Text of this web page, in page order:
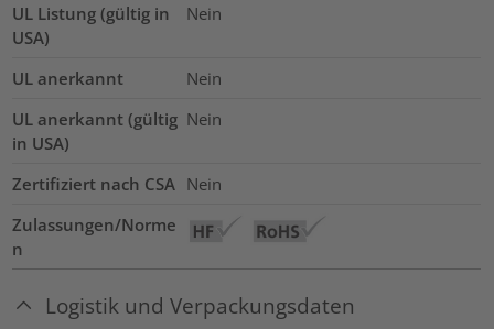
UL Listung (gültig in
USA)
Nein
UL anerkannt
Nein
UL anerkannt (gültig
in USA)
Nein
Zertifiziert nach CSA Nein
Zulassungen/Norme
n
Logistik und Verpackungsdaten